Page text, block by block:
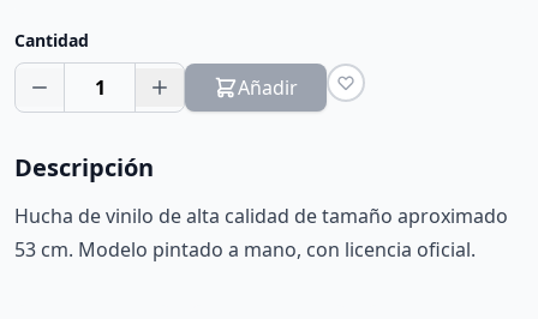
Cantidad
1 Añadir
Descripción
Hucha de vinilo de alta calidad de tamaño aproximado
53 cm. Modelo pintado a mano, con licencia oficial.